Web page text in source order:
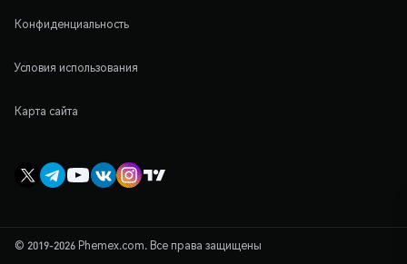
Конфиденциальность
Условия использования
Карта сайта
© 2019-2026 Phemex.com. Все права защищены